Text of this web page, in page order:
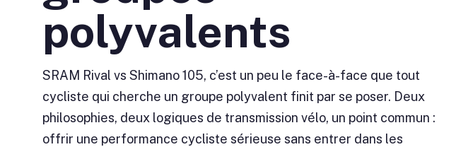
polyvalents
SRAM Rival vs Shimano 105, c’est un peu le face-à-face que tout
cycliste qui cherche un groupe polyvalent finit par se poser. Deux
philosophies, deux logiques de transmission vélo, un point commun :
offrir une performance cycliste sérieuse sans entrer dans les